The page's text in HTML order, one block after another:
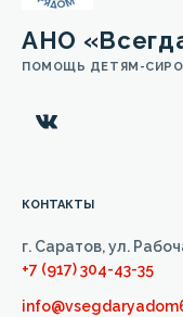
АНО
ПОМОЩЬ ДЕТЯМ-
КОНТАКТЫ
г. Саратов, ул.
+7 (917) 304-43-35